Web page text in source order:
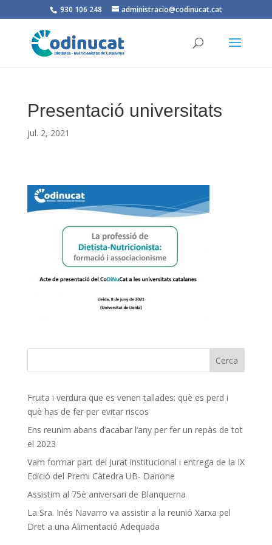
930 106 248 administracio@codinucat.cat
Presentació universitats
jul. 2, 2021
Fruita i verdura que es venen tallades: què es perd i
què has de fer per evitar riscos
Ens reunim abans d’acabar l’any per fer un repàs de tot
el 2023
Vam formar part del Jurat institucional i entrega de la IX
Edició del Premi Càtedra UB- Danone
Assistim al 75è aniversari de Blanquerna
La Sra. Inés Navarro va assistir a la reunió Xarxa pel
Dret a una Alimentació Adequada